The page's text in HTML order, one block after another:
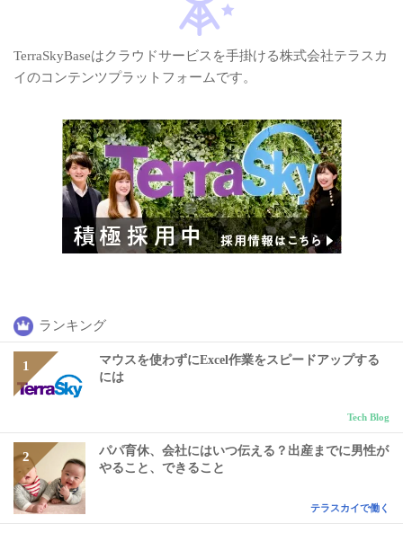
TerraSkyBaseはクラウドサービスを手掛ける株式会社テラスカ
イのコンテンツプラットフォームです。
ランキング
マウスを使わずにExcel作業をスピードアップする
には
Tech Blog
パパ育休、会社にはいつ伝える？出産までに男性が
やること、できること
テラスカイで働く